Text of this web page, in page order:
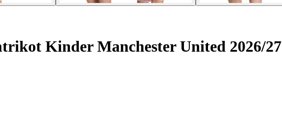
Kinder Manchester United 2026/27